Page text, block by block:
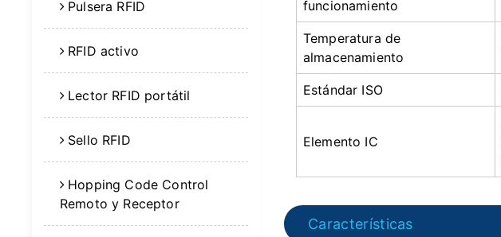
Pulsera RFID
RFID activo
Lector RFID portátil
Sello RFID
Hopping Code Control
Remoto y Receptor
funcionamiento
Temperatura de
almacenamiento
Estándar ISO
Elemento IC
Características